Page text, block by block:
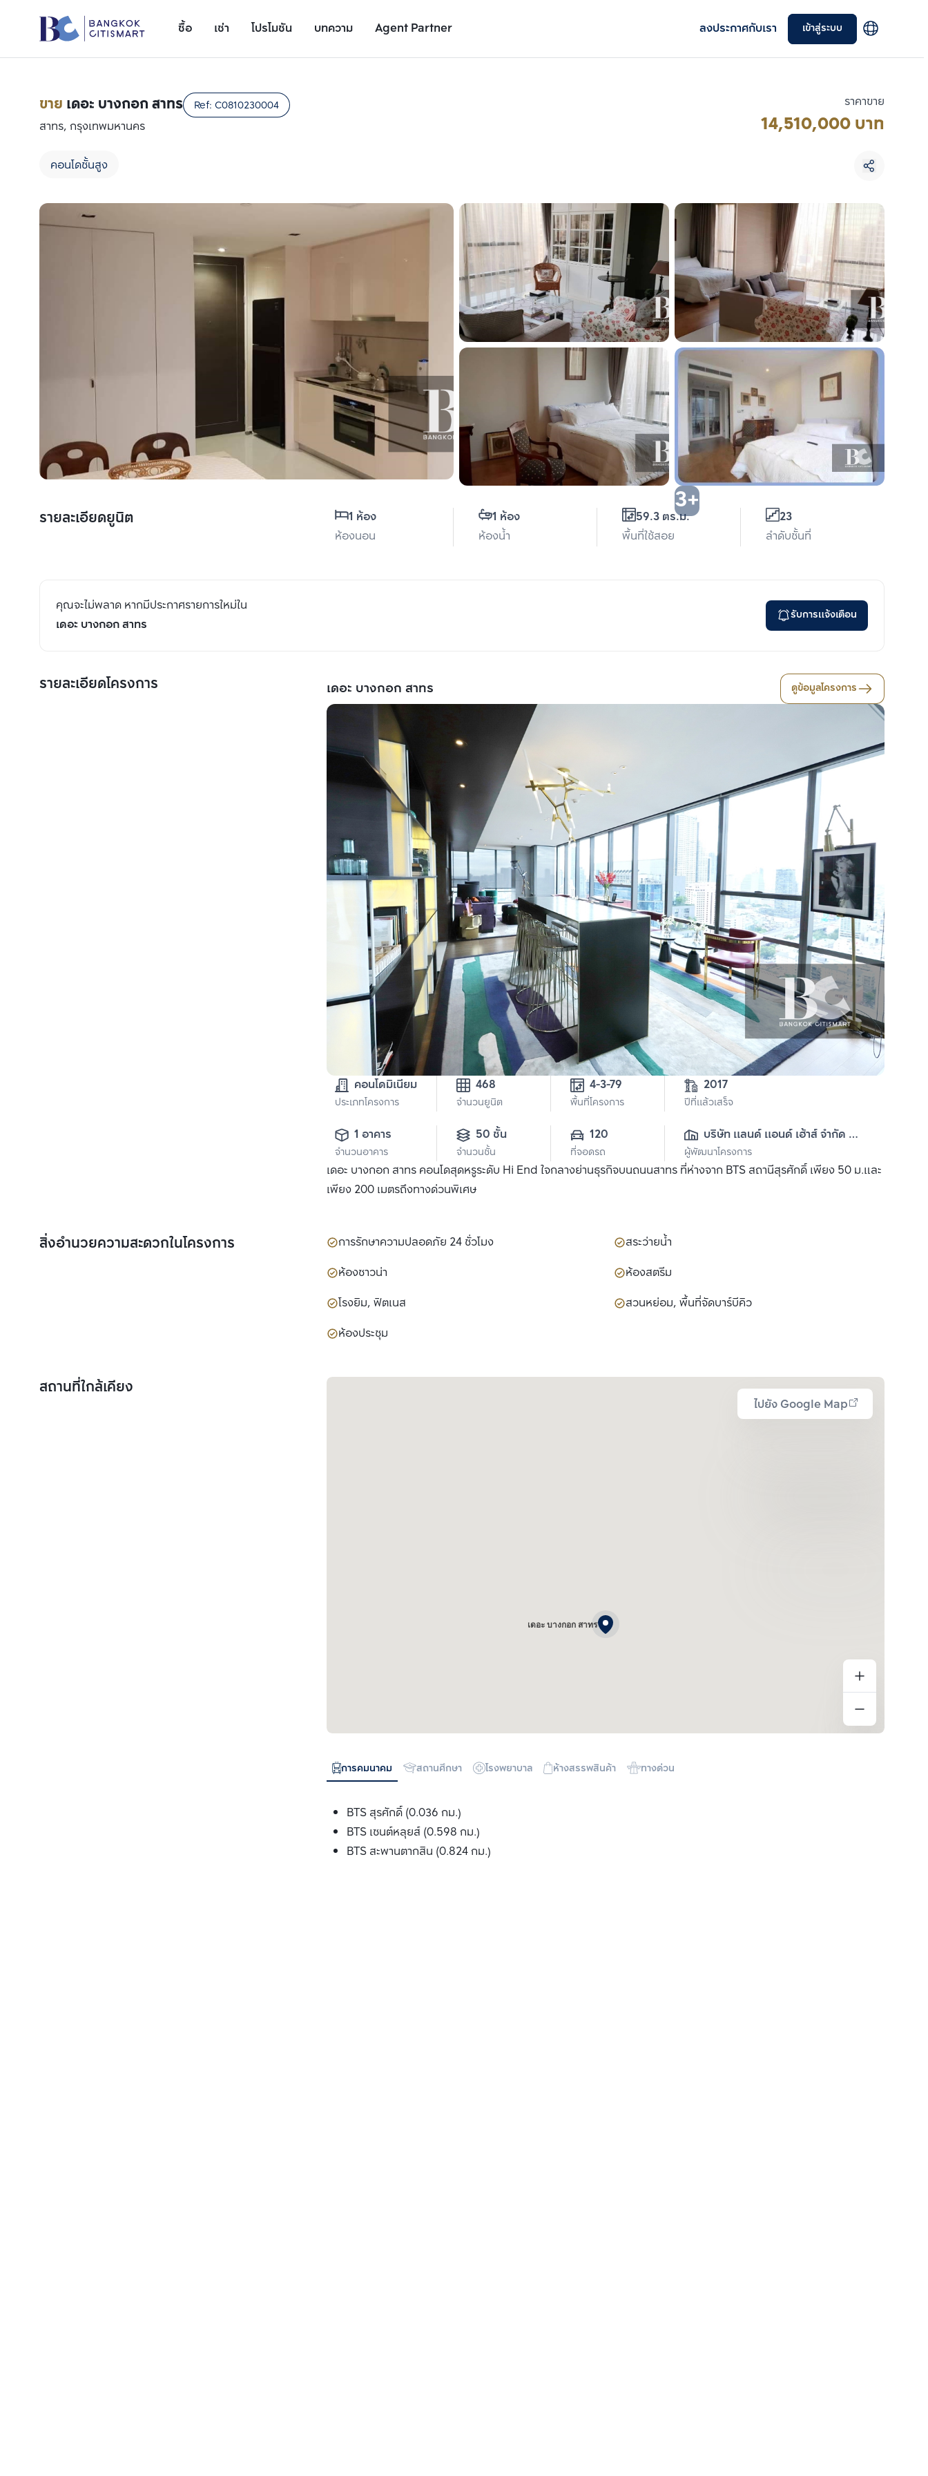
ซื้อ เช่า โปรโมชัน บทความ Agent Partner ลงประกาศกับเรา เข้าสู่ระบบ
รายละเอียดยูนิต
ขาย เดอะ บางกอก สาทร Ref: C0810230004
สาทร, กรุงเทพมหานคร
คอนโดชั้นสูง
ราคาขาย
14,510,000 บาท
3+
รายละเอียดยูนิต
1 ห้อง
ห้องนอน
1 ห้อง
ห้องน้ำ
59.3 ตร.ม.
พื้นที่ใช้สอย
23
ลำดับชั้นที่
คุณจะไม่พลาด หากมีประกาศรายการใหม่ใน
เดอะ บางกอก สาทร
รับการแจ้งเตือน
รายละเอียดโครงการ เดอะ บางกอก สาทร ดูข้อมูลโครงการ
คอนโดมิเนียม
ประเภทโครงการ
468
จำนวนยูนิต พื้นที่โครงการ
2017
ปีที่แล้วเสร็จ
1 อาคาร
จำนวนอาคาร
50 ชั้น
จำนวนชั้น
120
ที่จอดรถ
บริษัท แลนด์ แอนด์ เฮ้าส์ จำกัด
(มหาชน)
ผู้พัฒนาโครงการ
เดอะ บางกอก สาทร คอนโดสุดหรูระดับ Hi End ใจกลางย่านธุรกิจบนถนนสาทร ที่ห่างจาก BTS สถานีสุรศักดิ์ เพียง 50 ม.และ
เพียง 200 เมตรถึงทางด่วนพิเศษ
สิ่งอำนวยความสะดวกในโครงการ การรักษาความปลอดภัย 24 ชั่วโมง
สระว่ายน้ำ
ห้องซาวน่า
ห้องสตรีม
โรงยิม, ฟิตเนส
สวนหย่อม, พื้นที่จัดบาร์บีคิว
ห้องประชุม
สถานที่ใกล้เคียง
ไปยัง Google Map
เดอะ บางกอก สาทร
การคมนาคม สถานศึกษา โรงพยาบาล ห้างสรรพสินค้า ทางด่วน
BTS สุรศักดิ์ (0.036 กม.)
BTS เซนต์หลุยส์ (0.598 กม.)
BTS สะพานตากสิน (0.824 กม.)
เพิ่มยูนิตเปรียบเทียบ
เพิ่มยูนิตเปรียบเทียบ
เพิ่มยูนิตเปรียบเทียบ
รายการที่ 3
เลือกยูนิตเพื่อเปรียบเทียบ
เลือกได้สูงสุด 3 รายการ
เปรียบเทียบ
ลบทั้งหมด